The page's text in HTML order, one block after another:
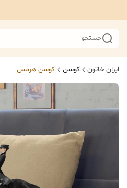
جستجو
ایران خاتون کوسن کوسن هرمس